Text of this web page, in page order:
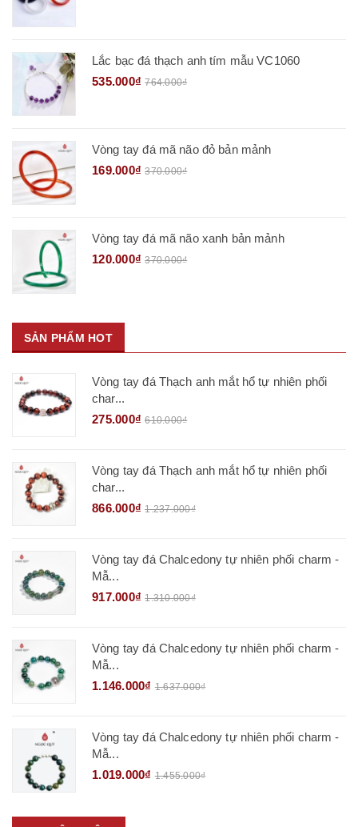
Lắc bạc đá thạch anh tím mẫu VC1060
535.000₫ 764.000₫
Vòng tay đá mã não đỏ bản mảnh
169.000₫ 370.000₫
Vòng tay đá mã não xanh bản mảnh
120.000₫ 370.000₫
SẢN PHẨM HOT
Vòng tay đá Thạch anh mắt hổ tự nhiên phối
char...
275.000₫ 610.000₫
Vòng tay đá Thạch anh mắt hổ tự nhiên phối
char...
866.000₫ 1.237.000₫
Vòng tay đá Chalcedony tự nhiên phối charm -
Mẫ...
917.000₫ 1.310.000₫
Vòng tay đá Chalcedony tự nhiên phối charm -
Mẫ...
1.146.000₫ 1.637.000₫
Vòng tay đá Chalcedony tự nhiên phối charm -
Mẫ...
1.019.000₫ 1.455.000₫